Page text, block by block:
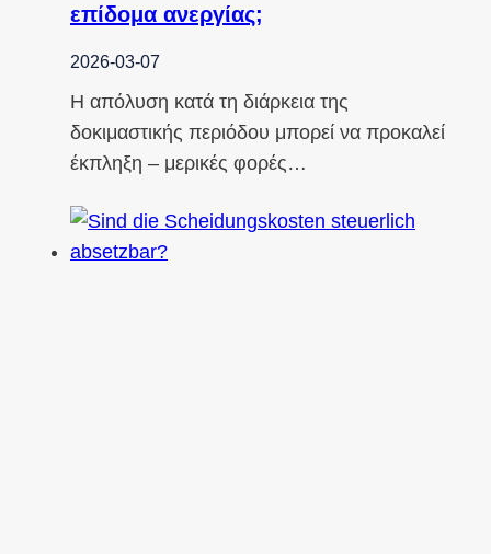
επίδομα ανεργίας;
2026-03-07
Η απόλυση κατά τη διάρκεια της
δοκιμαστικής περιόδου μπορεί να προκαλεί
έκπληξη – μερικές φορές…